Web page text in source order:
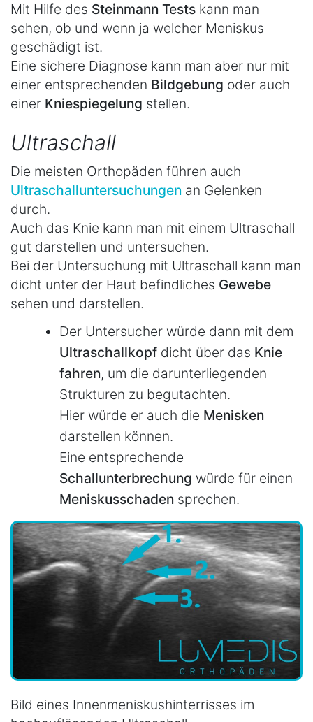
Mit Hilfe des Steinmann Tests kann man
sehen, ob und wenn ja welcher Meniskus
geschädigt ist.
Eine sichere Diagnose kann man aber nur mit
einer entsprechenden Bildgebung oder auch
einer Kniespiegelung stellen.
Ultraschall
Die meisten Orthopäden führen auch
Ultraschalluntersuchungen an Gelenken
durch.
Auch das Knie kann man mit einem Ultraschall
gut darstellen und untersuchen.
Bei der Untersuchung mit Ultraschall kann man
dicht unter der Haut befindliches Gewebe
sehen und darstellen.
Der Untersucher würde dann mit dem
Ultraschallkopf dicht über das Knie
fahren, um die darunterliegenden
Strukturen zu begutachten.
Hier würde er auch die Menisken
darstellen können.
Eine entsprechende
Schallunterbrechung würde für einen
Meniskusschaden sprechen.
Bild eines Innenmeniskushinterrisses im